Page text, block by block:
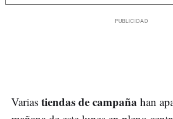
Varias tiendas de campaña han